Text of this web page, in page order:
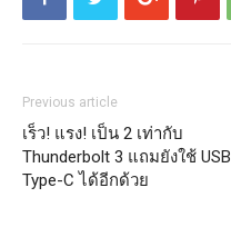
Previous article
เร็ว! แรง! เป็น 2 เท่ากับ
Thunderbolt 3 แถมยังใช้ USB
Type-C ได้อีกด้วย